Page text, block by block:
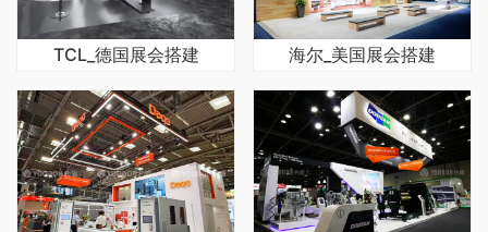
TCL_德国展会搭建 海尔_美国展会搭建